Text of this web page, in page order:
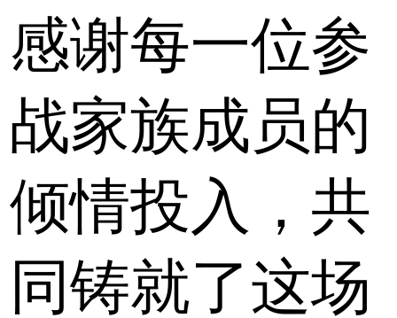
感谢每一位参
战家族成员的
倾情投入，共
同铸就了这场